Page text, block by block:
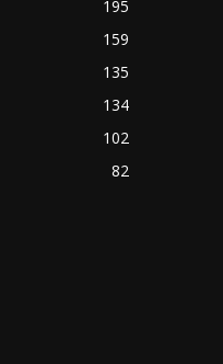
195
159
135
134
102
82